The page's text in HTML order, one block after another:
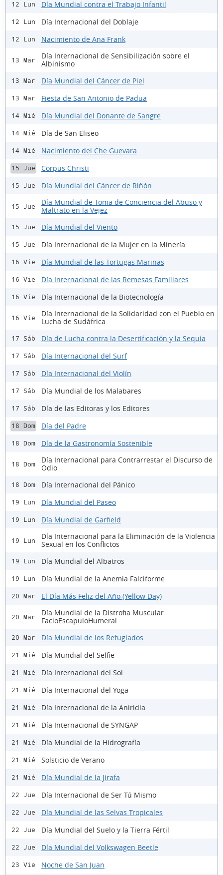
12 Lun Día Mundial contra el Trabajo Infantil
12 Lun Día Internacional del Doblaje
12 Lun Nacimiento de Ana Frank
13 Mar
Día Internacional de Sensibilización sobre el
Albinismo
13 Mar Día Mundial del Cáncer de Piel
13 Mar Fiesta de San Antonio de Padua
14 Mié Día Mundial del Donante de Sangre
14 Mié Día de San Eliseo
14 Mié Nacimiento del Che Guevara
15 Jue Corpus Christi
15 Jue Día Mundial del Cáncer de Riñón
15 Jue
Día Mundial de Toma de Conciencia del Abuso y
Maltrato en la Vejez
15 Jue Día Mundial del Viento
15 Jue Día Internacional de la Mujer en la Minería
16 Vie Día Mundial de las Tortugas Marinas
16 Vie Día Internacional de las Remesas Familiares
16 Vie Día Internacional de la Biotecnología
16 Vie
Día Internacional de la Solidaridad con el Pueblo en
Lucha de Sudáfrica
17 Sáb Día de Lucha contra la Desertificación y la Sequía
17 Sáb Día Internacional del Surf
17 Sáb Día Internacional del Violín
17 Sáb Día Mundial de los Malabares
17 Sáb Día de las Editoras y los Editores
18 Dom Día del Padre
18 Dom Día de la Gastronomía Sostenible
18 Dom
Día Internacional para Contrarrestar el Discurso de
Odio
18 Dom Día Internacional del Pánico
19 Lun Día Mundial del Paseo
19 Lun Día Mundial de Garfield
19 Lun
Día Internacional para la Eliminación de la Violencia
Sexual en los Conflictos
19 Lun Día Mundial del Albatros
19 Lun Día Mundial de la Anemia Falciforme
20 Mar El Día Más Feliz del Año (Yellow Day)
20 Mar
Día Mundial de la Distrofia Muscular
FacioEscapuloHumeral
20 Mar Día Mundial de los Refugiados
21 Mié Día Mundial del Selfie
21 Mié Día Internacional del Sol
21 Mié Día Internacional del Yoga
21 Mié Día Internacional de la Aniridia
21 Mié Día Internacional de SYNGAP
21 Mié Día Mundial de la Hidrografía
21 Mié Solsticio de Verano
21 Mié Día Mundial de la Jirafa
22 Jue Día Internacional de Ser Tú Mismo
22 Jue Día Mundial de las Selvas Tropicales
22 Jue Día Mundial del Suelo y la Tierra Fértil
22 Jue Día Mundial del Volkswagen Beetle
23 Vie Noche de San Juan